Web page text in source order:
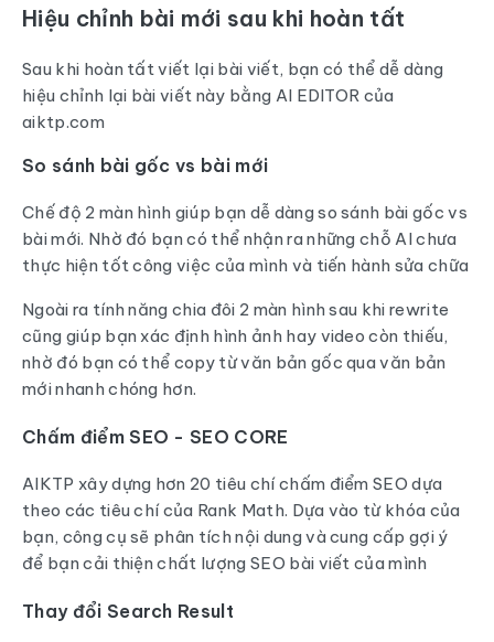
Hiệu chỉnh bài mới sau khi hoàn tất
Sau khi hoàn tất viết lại bài viết, bạn có thể dễ dàng
hiệu chỉnh lại bài viết này bằng AI EDITOR của
aiktp.com
So sánh bài gốc vs bài mới
Chế độ 2 màn hình giúp bạn dễ dàng so sánh bài gốc vs
bài mới. Nhờ đó bạn có thể nhận ra những chỗ AI chưa
thực hiện tốt công việc của mình và tiến hành sửa chữa
Ngoài ra tính năng chia đôi 2 màn hình sau khi rewrite
cũng giúp bạn xác định hình ảnh hay video còn thiếu,
nhờ đó bạn có thể copy từ văn bản gốc qua văn bản
mới nhanh chóng hơn.
Chấm điểm SEO - SEO CORE
AIKTP xây dựng hơn 20 tiêu chí chấm điểm SEO dựa
theo các tiêu chí của Rank Math. Dựa vào từ khóa của
bạn, công cụ sẽ phân tích nội dung và cung cấp gợi ý
để bạn cải thiện chất lượng SEO bài viết của mình
Thay đổi Search Result